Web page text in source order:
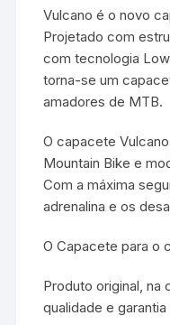
Vulcano é o novo
Projetado com
com tecnologia
torna-se um
amadores de MTB.
O capacete
Mountain Bike e
Com a máxima
adrenalina e os
O Capacete para o
Produto original,
qualidade e